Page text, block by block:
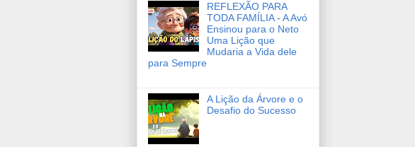
REFLEXÃO PARA
TODA FAMÍLIA - A Avó
Ensinou para o Neto
Uma Lição que
Mudaria a Vida dele
para Sempre
A Lição da Árvore e o
Desafio do Sucesso